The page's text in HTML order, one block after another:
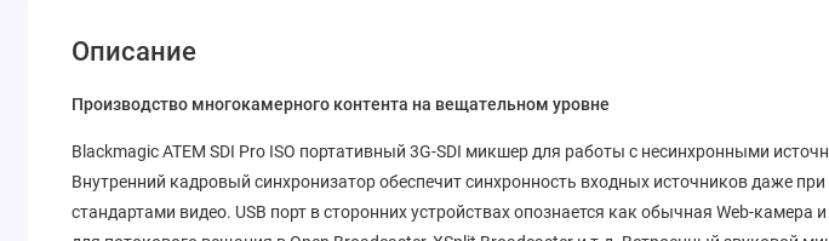
Описание
Производство многокамерного контента на вещательном уровне
Blackmagic ATEM SDI Pro ISO портативный 3G-SDI микшер для работы с несинхронными
Внутренний кадровый синхронизатор обеспечит синхронность входных источников даже
стандартами видео. USB порт в сторонних устройствах опознается как обычная Web-камера